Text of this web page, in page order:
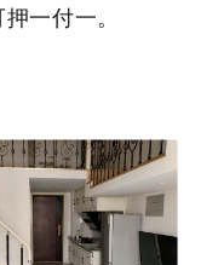
一付一。